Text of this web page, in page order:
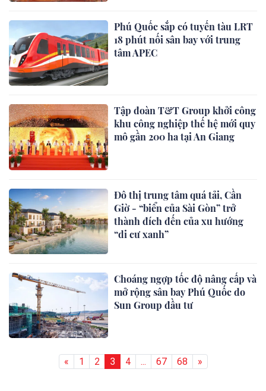
Phú Quốc sắp có tuyến tàu LRT
18 phút nối sân bay với trung
tâm APEC
Tập đoàn T&T Group khởi công
khu công nghiệp thế hệ mới quy
mô gần 200 ha tại An Giang
Đô thị trung tâm quá tải, Cần
Giờ - “biển của Sài Gòn” trở
thành đích đến của xu hướng
“di cư xanh”
Choáng ngợp tốc độ nâng cấp và
mở rộng sân bay Phú Quốc do
Sun Group đầu tư
« 1 2 3 4 ... 67 68 »